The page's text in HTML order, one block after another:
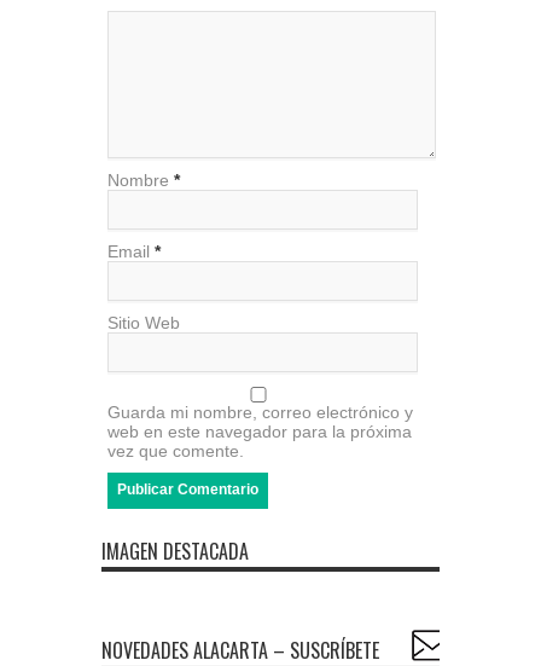
Nombre *
Email *
Sitio Web
Guarda mi nombre, correo electrónico y
web en este navegador para la próxima
vez que comente.
IMAGEN DESTACADA
NOVEDADES ALACARTA – SUSCRÍBETE